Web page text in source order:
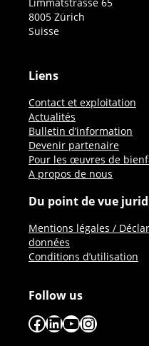
8005 Zürich
Suisse
Liens
Contact et exploitation
Actualités
Bulletin d’information
Devenir partenaire
Pour les œuvres de
A propos de nous
Du point de vue
Mentions légales /
données
Conditions d’utilisation
Follow us
Facebook
LinkedIn
YouTube
Instagram